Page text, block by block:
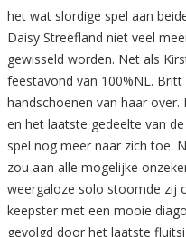
het wat slordige spel aan
Daisy Streefland niet veel
gewisseld worden. Net als
feestavond van 100%NL.
handschoenen van haar
en het laatste gedeelte van
spel nog meer naar zich toe.
zou aan alle mogelijke
weergaloze solo stoomde zij
keepster met een mooie
gevolgd door het laatste